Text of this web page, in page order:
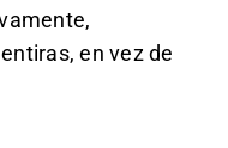
en vez de